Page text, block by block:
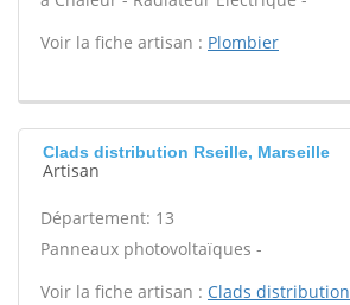
Voir la fiche artisan : Plombier
Clads distribution Rseille, Marseille
Artisan
Département: 13
Panneaux photovoltaïques -
Voir la fiche artisan : Clads distribution